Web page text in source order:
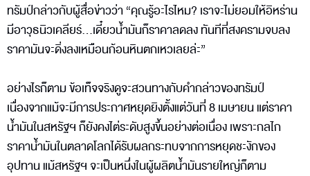
ทรัมป์กล่าวกับผู้สื่อข่าวว่า “คุณรู้อะไรไหม? เราจะไม่ยอมให้อิหร่าน
มีอาวุธนิวเคลียร์...เดี๋ยวน้ำมันก็ราคาลดลง ทันทีที่สงครามจบลง
ราคามันจะดิ่งลงเหมือนก้อนหินตกเหวเลยล่ะ”
อย่างไรก็ตาม ข้อเท็จจริงดูจะสวนทางกับคำกล่าวของทรัมป์
เนื่องจากแม้จะมีการประกาศหยุดยิงตั้งแต่วันที่ 8 เมษายน แต่ราคา
น้ำมันในสหรัฐฯ ก็ยังคงไต่ระดับสูงขึ้นอย่างต่อเนื่อง เพราะกลไก
ราคาน้ำมันในตลาดโลกได้รับผลกระทบจากการหยุดชะงักของ
อุปทาน แม้สหรัฐฯ จะเป็นหนึ่งในผู้ผลิตน้ำมันรายใหญ่ก็ตาม